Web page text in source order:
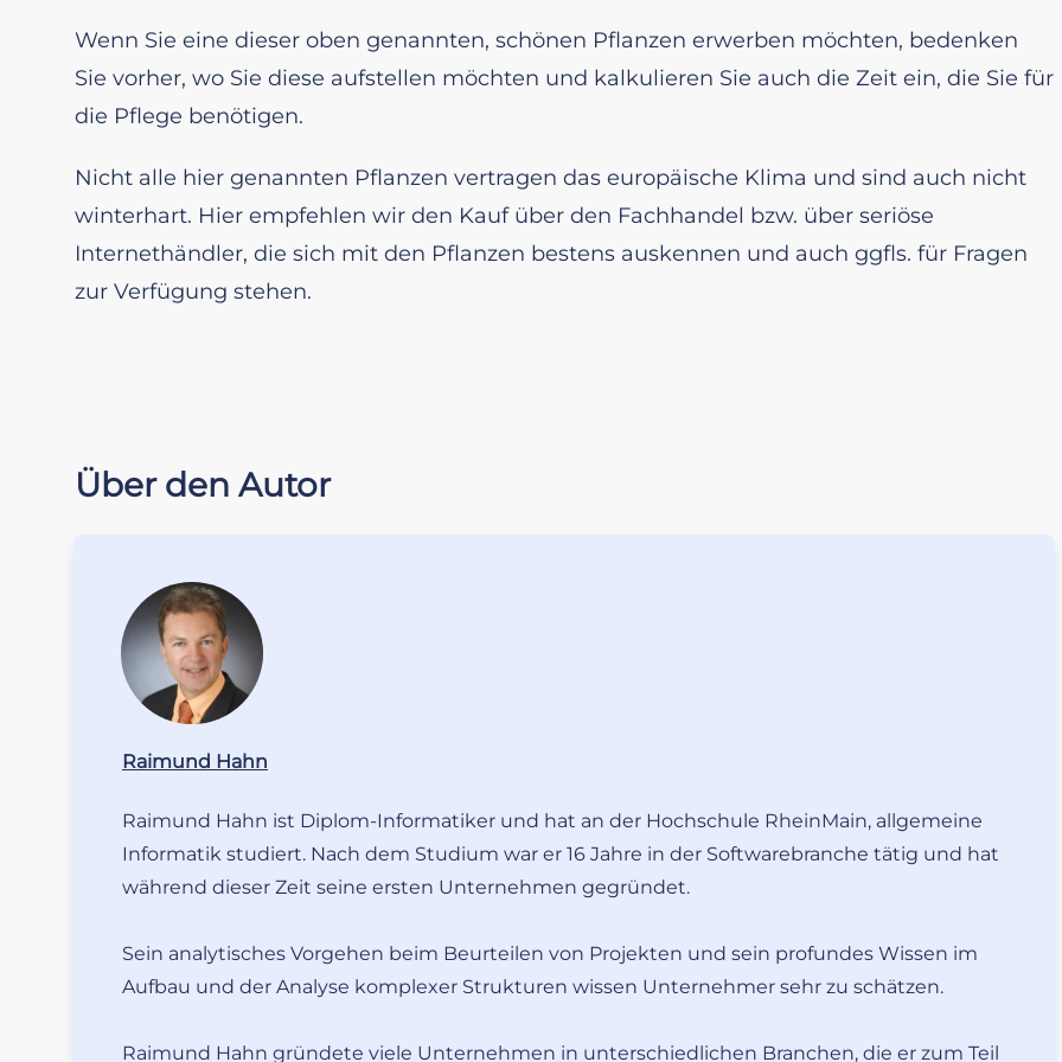
Wenn Sie eine dieser oben genannten, schönen Pflanzen erwerben möchten, bedenken
Sie vorher, wo Sie diese aufstellen möchten und kalkulieren Sie auch die Zeit ein, die Sie für
die Pflege benötigen.
Nicht alle hier genannten Pflanzen vertragen das europäische Klima und sind auch nicht
winterhart. Hier empfehlen wir den Kauf über den Fachhandel bzw. über seriöse
Internethändler, die sich mit den Pflanzen bestens auskennen und auch ggfls. für Fragen
zur Verfügung stehen.
Über den Autor
Raimund Hahn
Raimund Hahn ist Diplom-Informatiker und hat an der Hochschule RheinMain, allgemeine
Informatik studiert. Nach dem Studium war er 16 Jahre in der Softwarebranche tätig und hat
während dieser Zeit seine ersten Unternehmen gegründet.
Sein analytisches Vorgehen beim Beurteilen von Projekten und sein profundes Wissen im
Aufbau und der Analyse komplexer Strukturen wissen Unternehmer sehr zu schätzen.
Raimund Hahn gründete viele Unternehmen in unterschiedlichen Branchen, die er zum Teil